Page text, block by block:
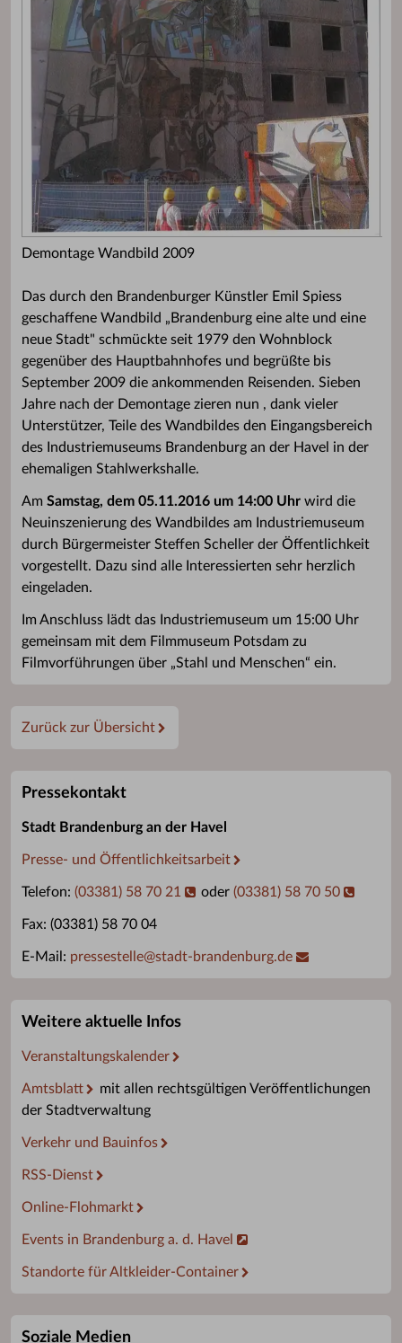
Demontage Wandbild 2009
Das durch den Brandenburger Künstler Emil Spiess
geschaffene Wandbild „Brandenburg eine alte und eine
neue Stadt" schmückte seit 1979 den Wohnblock
gegenüber des Hauptbahnhofes und begrüßte bis
September 2009 die ankommenden Reisenden. Sieben
Jahre nach der Demontage zieren nun , dank vieler
Unterstützer, Teile des Wandbildes den Eingangsbereich
des Industriemuseums Brandenburg an der Havel in der
ehemaligen Stahlwerkshalle.
Am Samstag, dem 05.11.2016 um 14:00 Uhr wird die
Neuinszenierung des Wandbildes am Industriemuseum
durch Bürgermeister Steffen Scheller der Öffentlichkeit
vorgestellt. Dazu sind alle Interessierten sehr herzlich
eingeladen.
Im Anschluss lädt das Industriemuseum um 15:00 Uhr
gemeinsam mit dem Filmmuseum Potsdam zu
Filmvorführungen über „Stahl und Menschen“ ein.
Zurück zur Übersicht
Pressekontakt
Stadt Brandenburg an der Havel
Presse- und Öffentlichkeitsarbeit
Telefon: (03381) 58 70 21 oder (03381) 58 70 50
Fax: (03381) 58 70 04
E-Mail: pressestelle@stadt-brandenburg.de
Weitere aktuelle Infos
Veranstaltungskalender
Amtsblatt
mit allen rechtsgültigen Veröffentlichungen
der Stadtverwaltung
Verkehr und Bauinfos
RSS-Dienst
Online-Flohmarkt
Events in Brandenburg a. d. Havel
Standorte für Altkleider-Container
Soziale Medien